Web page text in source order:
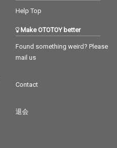
Help Top
Make OTOTOY better
Found something weird? Please
mail us
Contact
退会